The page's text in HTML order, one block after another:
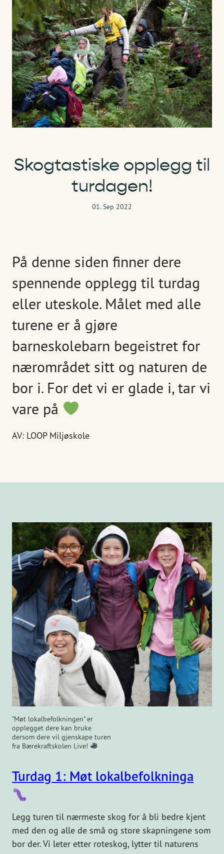
Skogtastiske opplegg til
turdagen!
01. Sep 2022
På denne siden finner dere
spennende opplegg til turdag
eller uteskole. Målet med alle
turene er å gjøre
barneskolebarn begeistret for
nærområdet sitt og naturen de
bor i. For det vi er glade i, tar vi
vare på
AV: LOOP Miljøskole
"Møt lokalbefolkningen" er
opplegget dere kan bruke
dersom dere vil gjenskape turen
fra Bærekraftskolen Live!
Turdag 1: Møt lokalbefolkninga
Legg turen til nærmeste skog for å bli bedre kjent
med den og alle de små og store skapningene som
bor der. Vi leter etter roteskog, lytter til naturens